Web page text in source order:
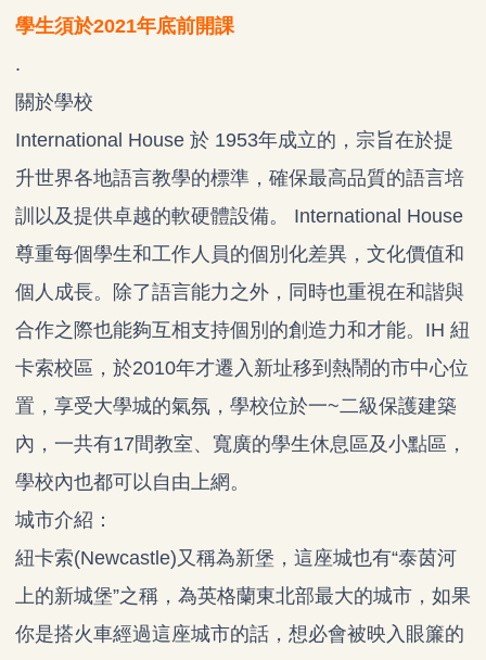
學生須於2021年底前開課
.
關於學校
International House 於 1953年成立的，宗旨在於提
升世界各地語言教學的標準，確保最高品質的語言培
訓以及提供卓越的軟硬體設備。 International House
尊重每個學生和工作人員的個別化差異，文化價值和
個人成長。除了語言能力之外，同時也重視在和諧與
合作之際也能夠互相支持個別的創造力和才能。IH 紐
卡索校區，於2010年才遷入新址移到熱鬧的市中心位
置，享受大學城的氣氛，學校位於一~二級保護建築
內，一共有17間教室、寬廣的學生休息區及小點區，
學校內也都可以自由上網。
城市介紹：
紐卡索(Newcastle)又稱為新堡，這座城也有“泰茵河
上的新城堡”之稱，為英格蘭東北部最大的城市，如果
你是搭火車經過這座城市的話，想必會被映入眼簾的